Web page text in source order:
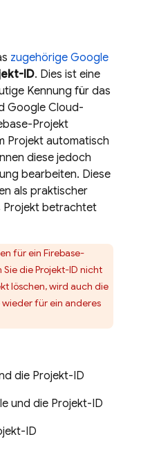
zugehörige Google
ID. Dies ist eine
Kennung für das
Google Cloud-
Projekt
Projekt automatisch
diese jedoch
bearbeiten. Diese
als praktischer
Projekt betrachtet
für ein Firebase-
die Projekt-ID nicht
löschen, wird auch die
für ein anderes
die Projekt-ID
und die Projekt-ID
ID